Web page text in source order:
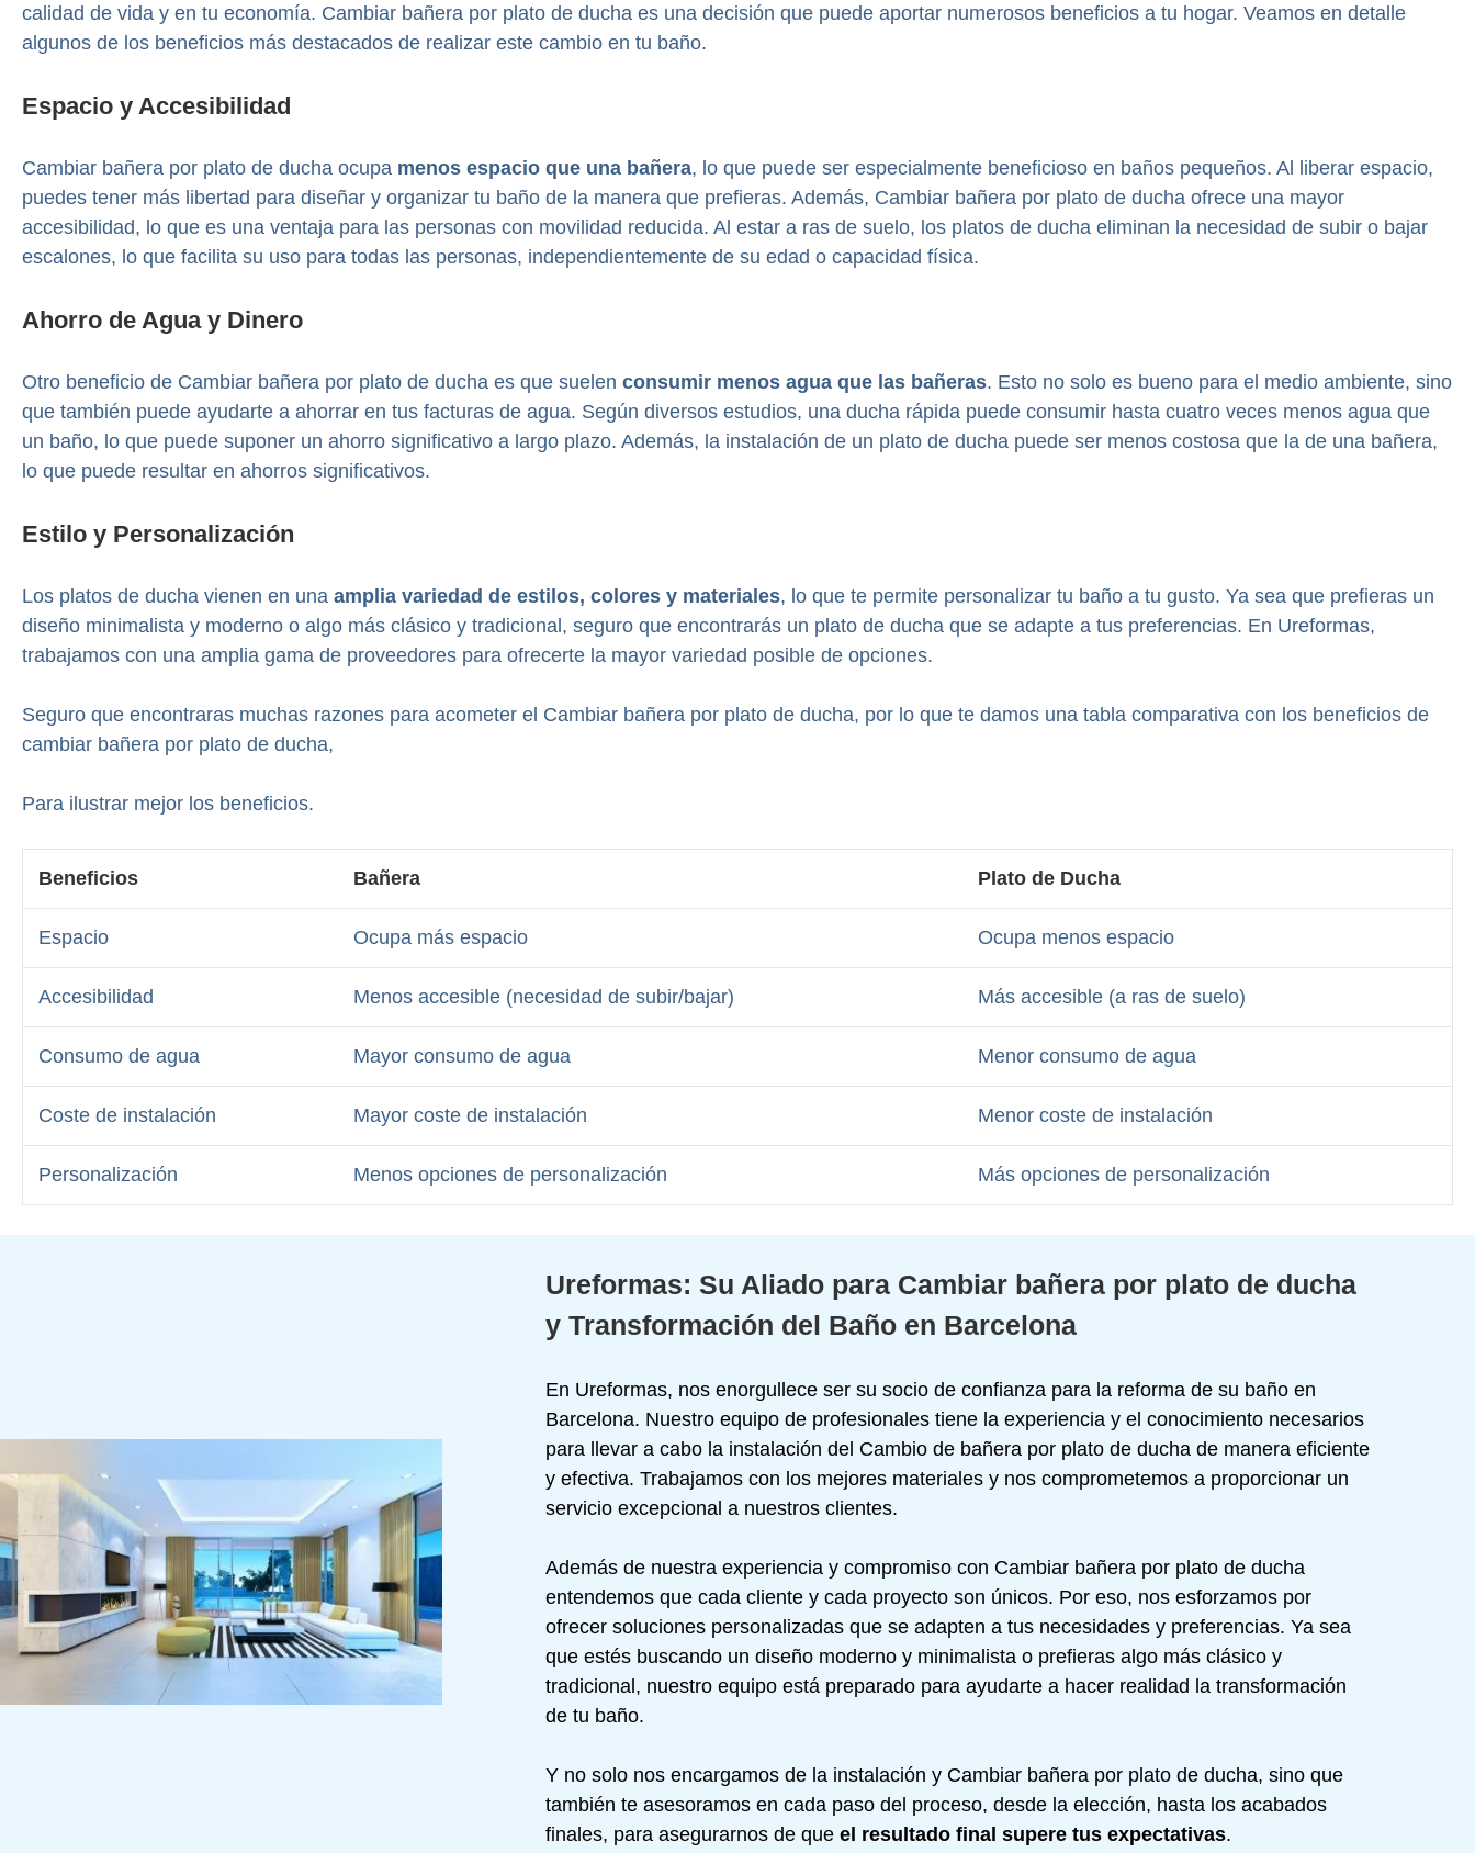
calidad de vida y en tu economía. Cambiar bañera por plato de ducha es una decisión que puede aportar numerosos beneficios a tu hogar. Veamos en detalle
algunos de los beneficios más destacados de realizar este cambio en tu baño.
Espacio y Accesibilidad
Cambiar bañera por plato de ducha ocupa menos espacio que una bañera, lo que puede ser especialmente beneficioso en baños pequeños. Al liberar espacio,
puedes tener más libertad para diseñar y organizar tu baño de la manera que prefieras. Además, Cambiar bañera por plato de ducha ofrece una mayor
accesibilidad, lo que es una ventaja para las personas con movilidad reducida. Al estar a ras de suelo, los platos de ducha eliminan la necesidad de subir o bajar
escalones, lo que facilita su uso para todas las personas, independientemente de su edad o capacidad física.
Ahorro de Agua y Dinero
Otro beneficio de Cambiar bañera por plato de ducha es que suelen consumir menos agua que las bañeras. Esto no solo es bueno para el medio ambiente, sino
que también puede ayudarte a ahorrar en tus facturas de agua. Según diversos estudios, una ducha rápida puede consumir hasta cuatro veces menos agua que
un baño, lo que puede suponer un ahorro significativo a largo plazo. Además, la instalación de un plato de ducha puede ser menos costosa que la de una bañera,
lo que puede resultar en ahorros significativos.
Estilo y Personalización
Los platos de ducha vienen en una amplia variedad de estilos, colores y materiales, lo que te permite personalizar tu baño a tu gusto. Ya sea que prefieras un
diseño minimalista y moderno o algo más clásico y tradicional, seguro que encontrarás un plato de ducha que se adapte a tus preferencias. En Ureformas,
trabajamos con una amplia gama de proveedores para ofrecerte la mayor variedad posible de opciones.
Seguro que encontraras muchas razones para acometer el Cambiar bañera por plato de ducha, por lo que te damos una tabla comparativa con los beneficios de
cambiar bañera por plato de ducha,
Para ilustrar mejor los beneficios.
Beneficios Bañera Plato de Ducha
Espacio Ocupa más espacio Ocupa menos espacio
Accesibilidad Menos accesible (necesidad de subir/bajar) Más accesible (a ras de suelo)
Consumo de agua Mayor consumo de agua Menor consumo de agua
Coste de instalación Mayor coste de instalación Menor coste de instalación
Personalización Menos opciones de personalización Más opciones de personalización
Ureformas: Su Aliado para Cambiar bañera por plato de ducha
y Transformación del Baño en Barcelona
En Ureformas, nos enorgullece ser su socio de confianza para la reforma de su baño en
Barcelona. Nuestro equipo de profesionales tiene la experiencia y el conocimiento necesarios
para llevar a cabo la instalación del Cambio de bañera por plato de ducha de manera eficiente
y efectiva. Trabajamos con los mejores materiales y nos comprometemos a proporcionar un
servicio excepcional a nuestros clientes.
Además de nuestra experiencia y compromiso con Cambiar bañera por plato de ducha
entendemos que cada cliente y cada proyecto son únicos. Por eso, nos esforzamos por
ofrecer soluciones personalizadas que se adapten a tus necesidades y preferencias. Ya sea
que estés buscando un diseño moderno y minimalista o prefieras algo más clásico y
tradicional, nuestro equipo está preparado para ayudarte a hacer realidad la transformación
de tu baño.
Y no solo nos encargamos de la instalación y Cambiar bañera por plato de ducha, sino que
también te asesoramos en cada paso del proceso, desde la elección, hasta los acabados
finales, para asegurarnos de queel resultado final supere tus expectativas.